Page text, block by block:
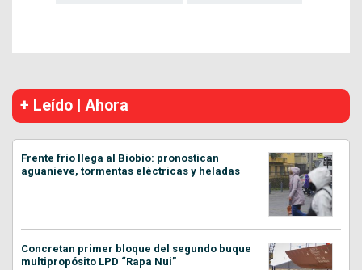
+ Leído | Ahora
Frente frío llega al Biobío: pronostican
aguanieve, tormentas eléctricas y heladas
Concretan primer bloque del segundo buque
multipropósito LPD “Rapa Nui”